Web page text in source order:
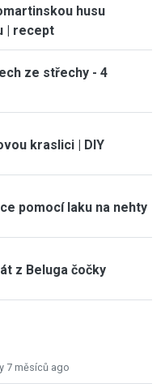
husu
| recept
ze střechy - 4
kraslici | DIY
pomocí laku na nehty
z Beluga čočky
7 měsíců ago